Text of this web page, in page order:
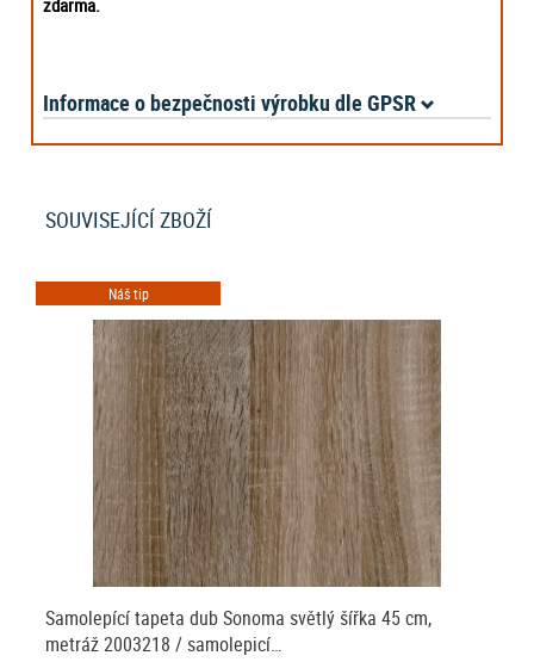
Informace o bezpečnosti výrobku dle GPSR
SOUVISEJÍCÍ ZBOŽÍ
Náš tip
Samolepící tapeta dub Sonoma světlý šířka 45 cm,
metráž 2003218 / samolepicí…